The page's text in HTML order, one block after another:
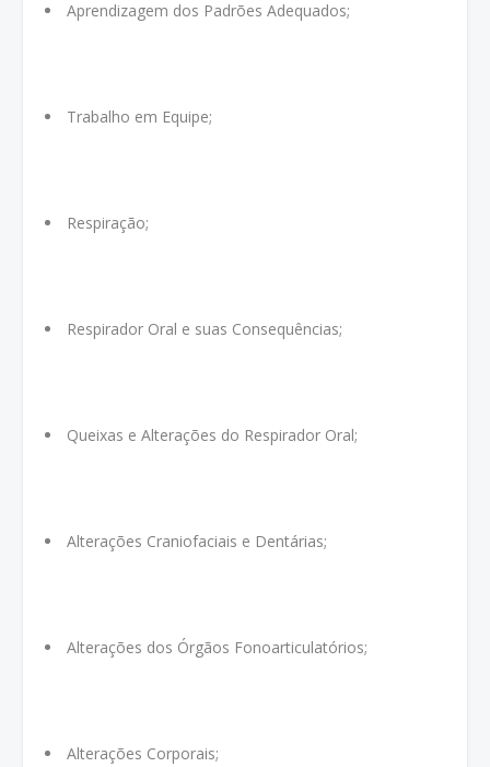
Aprendizagem dos Padrões Adequados;
Trabalho em Equipe;
Respiração;
Respirador Oral e suas Consequências;
Queixas e Alterações do Respirador Oral;
Alterações Craniofaciais e Dentárias;
Alterações dos Órgãos Fonoarticulatórios;
Alterações Corporais;